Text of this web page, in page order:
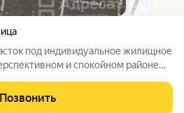
под индивидуальное жилищное
и спокойном районе
Участок расположен на улице
это
Позвонить